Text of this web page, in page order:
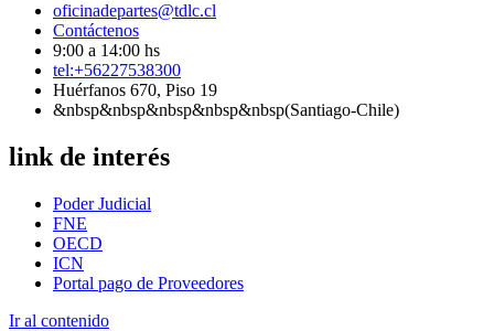
oficinadepartes@tdlc.cl
Contáctenos
9:00 a 14:00 hs
tel:+56227538300
Huérfanos 670, Piso 19
&nbsp&nbsp&nbsp&nbsp&nbsp(Santiago-Chile)
link de interés
Poder Judicial
FNE
OECD
ICN
Portal pago de Proveedores
Ir al contenido